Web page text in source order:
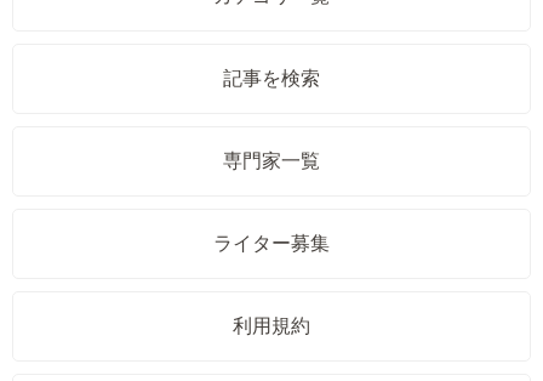
記事を検索
専門家一覧
ライター募集
利用規約